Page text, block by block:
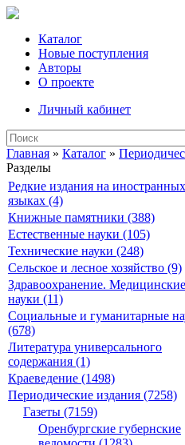
Каталог
Новые поступления
Авторы
О проекте
Личный кабинет
Главная » Каталог »
Разделы
Редкие издания на иностранных
языках (4)
Книжные памятники (388)
Естественные науки (105)
Технические науки (248)
Сельское и лесное хозяйство (9)
Здравоохранение. Медицинские
науки (11)
Социальные и гуманитарные
(678)
Литература универсального
содержания (1)
Краеведение (1498)
Периодические издания (7258)
Газеты (7159)
Оренбургские губернские